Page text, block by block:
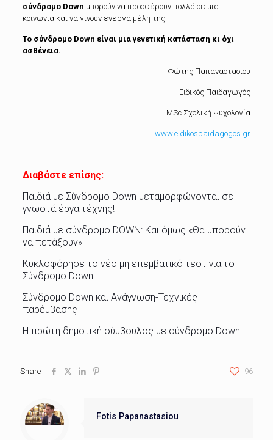
σύνδρομο Down μπορούν να προσφέρουν πολλά σε μια
κοινωνία και να γίνουν ενεργά μέλη της.
Το σύνδρομο Down είναι μια γενετική κατάσταση κι όχι
ασθένεια.
Φώτης Παπαναστασίου
Ειδικός Παιδαγωγός
MSc Σχολική Ψυχολογία
www.eidikospaidagogos.gr
Διαβάστε επίσης:
Παιδιά με Σύνδρομο Down μεταμορφώνονται σε
γνωστά έργα τέχνης!
Παιδιά με σύνδρομο DOWN: Και όμως «Θα μπορούν
να πετάξουν»
Κυκλοφόρησε το νέο μη επεμβατικό τεστ για το
Σύνδρομο Down
Σύνδρομο Down και Ανάγνωση-Τεχνικές
παρέμβασης
Η πρώτη δημοτική σύμβουλος με σύνδρομο Down
Share 96
Fotis Papanastasiou